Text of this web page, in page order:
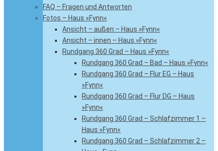
FAQ – Fragen und Antworten
Fotos – Haus »Fynn«
Ansicht – außen – Haus »Fynn«
Ansicht – innen – Haus »Fynn«
Rundgang 360 Grad – Haus »Fynn«
Rundgang 360 Grad – Bad – Haus »Fynn«
Rundgang 360 Grad – Flur EG – Haus
»Fynn«
Rundgang 360 Grad – Flur DG – Haus
»Fynn«
Rundgang 360 Grad – Schlafzimmer 1 –
Haus »Fynn«
Rundgang 360 Grad – Schlafzimmer 2 –